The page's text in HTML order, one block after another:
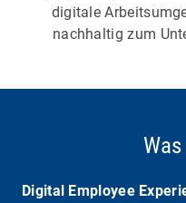
digitale
nachhaltig zum
Digital Employee